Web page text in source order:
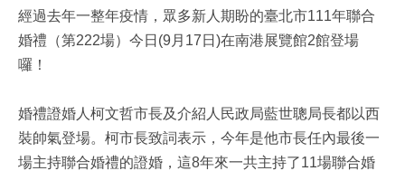
經過去年一整年疫情，眾多新人期盼的臺北市111年聯合
婚禮（第222場）今日(9月17日)在南港展覽館2館登場
囉！
婚禮證婚人柯文哲市長及介紹人民政局藍世聰局長都以西
裝帥氣登場。柯市長致詞表示，今年是他市長任內最後一
場主持聯合婚禮的證婚，這8年來一共主持了11場聯合婚